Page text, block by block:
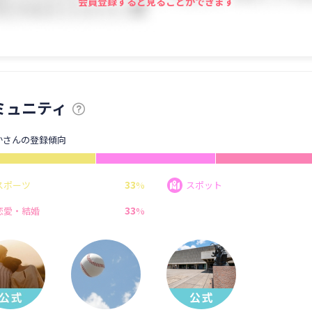
ュニティ
んの登録傾向
ポーツ 33%
スポット
愛・結婚
33%